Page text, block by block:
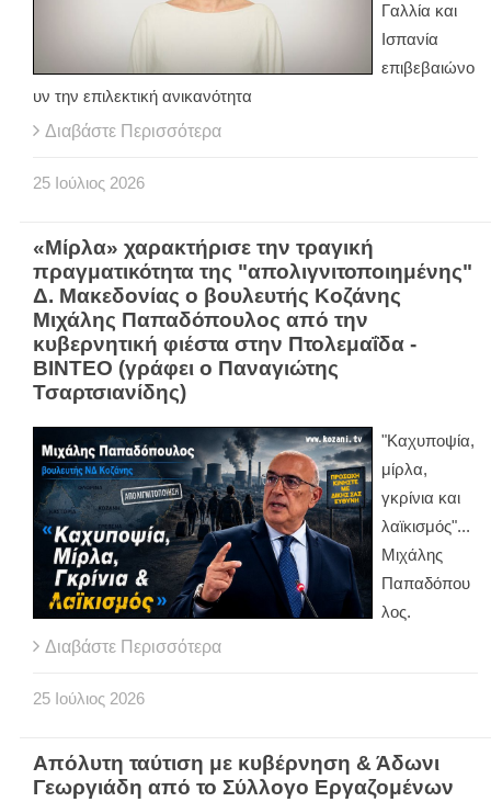
Γαλλία και
Ισπανία
επιβεβαιώνο
υν την επιλεκτική ανικανότητα
Διαβάστε Περισσότερα
25 Ιούλιος 2026
«Μίρλα» χαρακτήρισε την τραγική
πραγματικότητα της "απολιγνιτοποιημένης"
Δ. Μακεδονίας ο βουλευτής Κοζάνης
Μιχάλης Παπαδόπουλος από την
κυβερνητική φιέστα στην Πτολεμαΐδα -
ΒΙΝΤΕΟ (γράφει ο Παναγιώτης
Τσαρτσιανίδης)
"Kαχυποψία,
μίρλα,
γκρίνια και
λαϊκισμός"...
Μιχάλης
Παπαδόπου
λος.
Διαβάστε Περισσότερα
25 Ιούλιος 2026
Απόλυτη ταύτιση με κυβέρνηση & Άδωνι
Γεωργιάδη από το Σύλλογο Εργαζομένων